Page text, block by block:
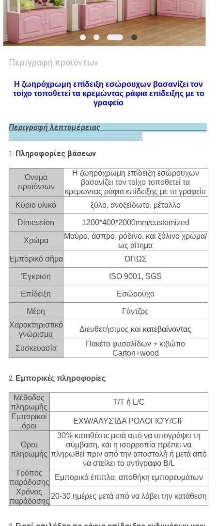
Περιγραφή προϊόντων
Η ζωηρόχρωμη επίδειξη εσώρουχων βασανίζει τον
τοίχο τοποθετεί τα κρεμώντας ράφια επίδειξης με το
γραφείο
Περιγραφή λεπτομέρειας
1. Πληροφορίες βάσεων
Όνομα
προϊόντων
Η ζωηρόχρωμη επίδειξη εσώρουχων
βασανίζει τον τοίχο τοποθετεί τα
κρεμώντας ράφια επίδειξης με το γραφείο
Κύριο υλικό
ξύλο, ανοξείδωτο, μέταλλο
Dimession 1200*400*2000mm/customized
Χρώμα
Μαύρο, άσπρο, ρόδινο, και ξύλινο χρώμα/
ως αίτημα
Εμπορικό σήμα
ΟΠΩΣ
Έγκριση ISO 9001, SGS
Επίδειξη Εσώρουχο
Μέρη
Γάντζος
Χαρακτηριστικό
γνώρισμα
Διευθετήσιμος και κατεβαίνοντας
Συσκευασία
Πακέτο φυσαλίδων + κιβώτιο
Carton+wood
2. Εμπορικές πληροφορίες
Μέθοδος
πληρωμής
T/T ή L/C
Εμπορικοί
όροι
EXW/ΑΛΥΣΊΔΑ ΡΟΛΟΓΙΟΎ/CIF
Όροι
πληρωμής
30% καταθέστε μετά από να υπογράψει τη
σύμβαση, και η ισορροπία πρέπει να
πληρωθεί πριν από την αποστολή ή μετά από
να στείλει το αντίγραφο B/L
Τρόπος
παράδοσης
Εμπορικά έπιπλα, αποθήκη εμπορευμάτων
Χρόνος
παράδοσης
20-30 ημέρες μετά από να λάβει την κατάθεση